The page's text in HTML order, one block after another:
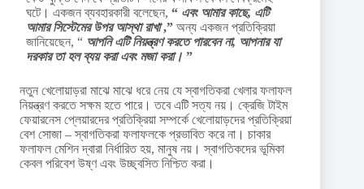
ঘটে। একজন ব্যবহারকারী বলেছেন, “ এবং আমার কাছে, এটি
আমার সিস্টেমের উপর আস্থা রাখা,” অন্য একজন প্রতিক্রিয়া
জানিয়েছেন, “ আপনি এটি নিয়ন্ত্রণ করতে পারবেন না, আপনার যা
দরকার তা হল ব্যয় করা এবং মজা করা। ”
নতুন খেলোয়াড়রা মাঝে মাঝে ধরে নেয় যে স্বাগতিকরা খেলার ফলাফল
নিয়ন্ত্রণ করতে সক্ষম হতে পারে। তবে এটি সত্য নয়। ক্রেজি টাইম
ফেয়ারনেস প্লেয়ারদের প্রতিক্রিয়া সম্পর্কে খেলোয়াড়দের প্রতিক্রিয়া
বেশ সোজা – স্বাগতিকরা ফলাফলকে প্রভাবিত করে না। চাকার
ফলাফল মেশিন দ্বারা নির্ধারিত হয়, মানুষ নয়। স্বাগতিকদের ভূমিকা
কেবল পরিবেশ উষ্ণ এবং উচ্ছ্বসিত নিশ্চিত করা।